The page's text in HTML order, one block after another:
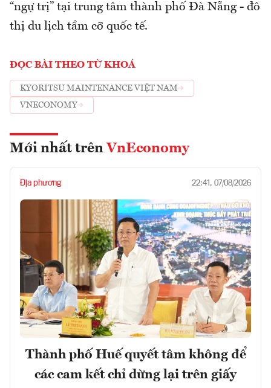
“ngự trị” tại trung tâm thành phố Đà Nẵng - đô
thị du lịch tầm cỡ quốc tế.
ĐỌC BÀI THEO TỪ KHOÁ
KYORITSU MAINTENANCE VIỆT NAM
VNECONOMY
Mới nhất trên VnEconomy
Địa phương 22:41, 07/08/2026
Thành phố Huế quyết tâm không để
các cam kết chỉ dừng lại trên giấy